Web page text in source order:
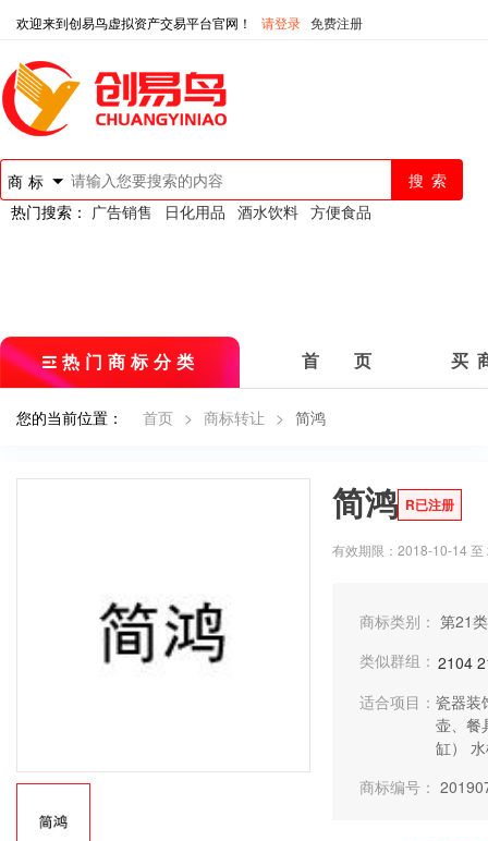
欢迎来到创易鸟虚拟资产交易平台官网！ 请登录 免费注册
商标
热门搜索： 广告销售 日化用品 酒水饮料 方便食品
热门商标分类 首 页 买
您的当前位置： 首页 > 商标转让 > 简鸿
简鸿 R已注册
有效期限：2018-10-14
商标类别： 第21
类似群组： 2104
适合项目： 瓷器装
壶、餐
缸）
商标编号：